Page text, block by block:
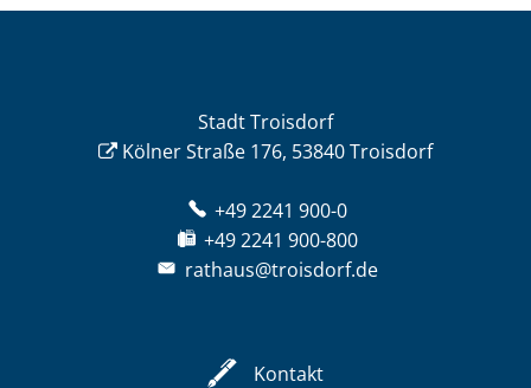
Stadt Troisdorf
Kölner Straße 176, 53840 Troisdorf
+49 2241 900-0
+49 2241 900-800
rathaus@troisdorf.de
Kontakt